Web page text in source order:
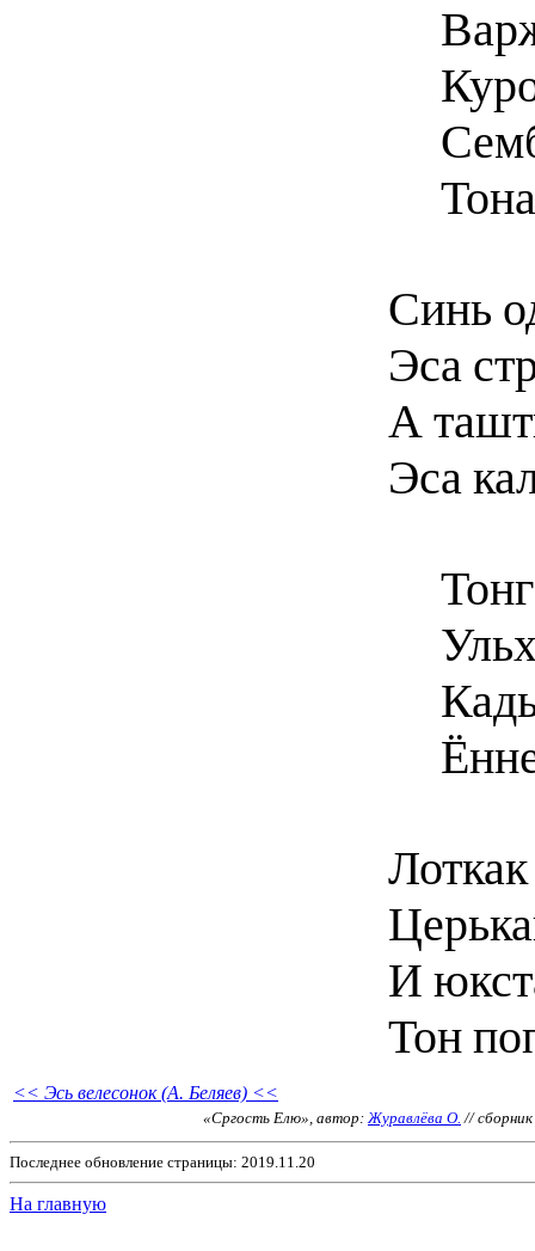
Синь
Эса
А
Эса
И
Тон
<< Эсь велесонок (А. Беляев) <<
«Сргость Елю», автор: Журавлёва О. // сборник
Последнее обновление страницы: 2019.11.20
На главную